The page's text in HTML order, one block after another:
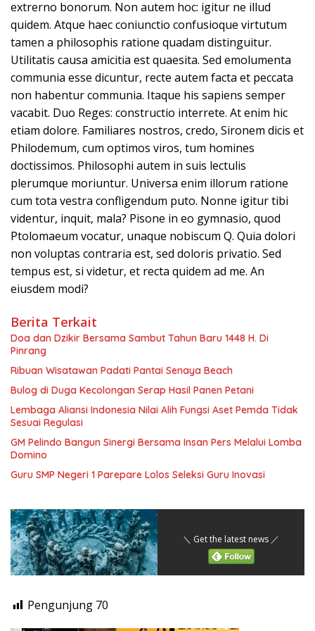
extrerno bonorum. Non autem hoc: igitur ne illud
quidem. Atque haec coniunctio confusioque virtutum
tamen a philosophis ratione quadam distinguitur.
Utilitatis causa amicitia est quaesita. Sed emolumenta
communia esse dicuntur, recte autem facta et peccata
non habentur communia. Itaque his sapiens semper
vacabit. Duo Reges: constructio interrete. At enim hic
etiam dolore. Familiares nostros, credo, Sironem dicis et
Philodemum, cum optimos viros, tum homines
doctissimos. Philosophi autem in suis lectulis
plerumque moriuntur. Universa enim illorum ratione
cum tota vestra confligendum puto. Nonne igitur tibi
videntur, inquit, mala? Pisone in eo gymnasio, quod
Ptolomaeum vocatur, unaque nobiscum Q. Quia dolori
non voluptas contraria est, sed doloris privatio. Sed
tempus est, si videtur, et recta quidem ad me. An
eiusdem modi?
Berita Terkait
Doa dan Dzikir Bersama Sambut Tahun Baru 1448 H. Di
Pinrang
Ribuan Wisatawan Padati Pantai Senaya Beach
Bulog di Duga Kecolongan Serap Hasil Panen Petani
Lembaga Aliansi Indonesia Nilai Alih Fungsi Aset Pemda Tidak
Sesuai Regulasi
GM Pelindo Bangun Sinergi Bersama Insan Pers Melalui Lomba
Domino
Guru SMP Negeri 1 Parepare Lolos Seleksi Guru Inovasi
＼ Get the latest news ／
Pengunjung 70